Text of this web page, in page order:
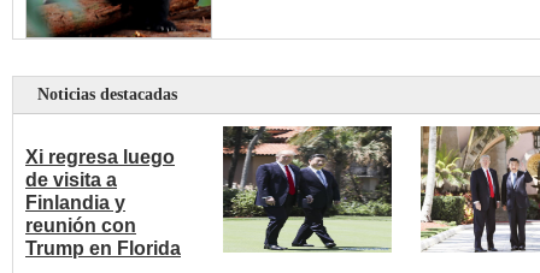
Noticias destacadas
Xi regresa luego
de visita a
Finlandia y
reunión con
Trump en Florida